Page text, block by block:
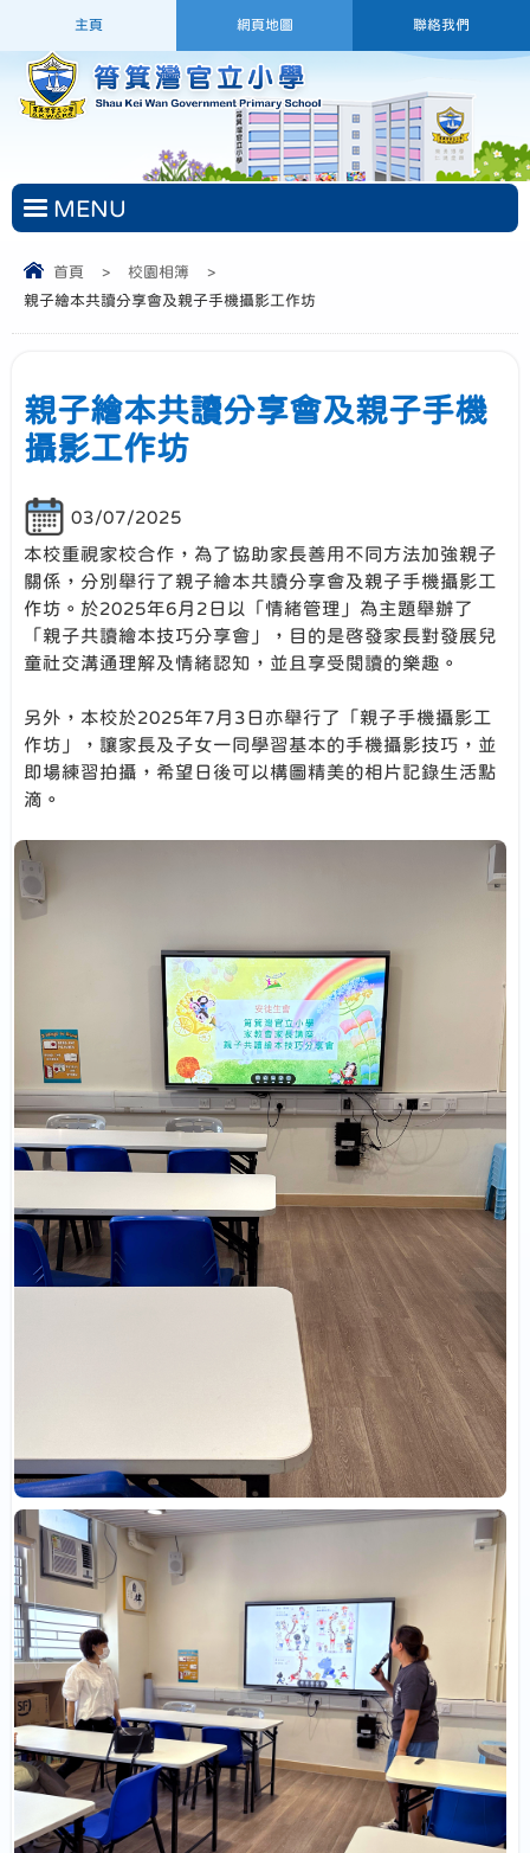
主頁 網頁地圖 聯絡我們
MENU
首頁 > 校園相簿
>
親子繪本共讀分享會及親子手機攝影工作坊
親子繪本共讀分享會及親子手機
攝影工作坊
03/07/2025
本校重視家校合作，為了協助家長善用不同方法加強親子
關係，分別舉行了親子繪本共讀分享會及親子手機攝影工
作坊。於2025年6月2日以「情緒管理」為主題舉辦了
「親子共讀繪本技巧分享會」，目的是啓發家長對發展兒
童社交溝通理解及情緒認知，並且享受閱讀的樂趣。
另外，本校於2025年7月3日亦舉行了「親子手機攝影工
作坊」，讓家長及子女一同學習基本的手機攝影技巧，並
即場練習拍攝，希望日後可以構圖精美的相片記錄生活點
滴。